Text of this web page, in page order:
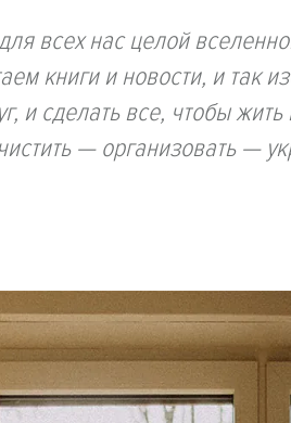
всех нас целой
книги и новости, и так
и сделать все, чтобы
— организовать —